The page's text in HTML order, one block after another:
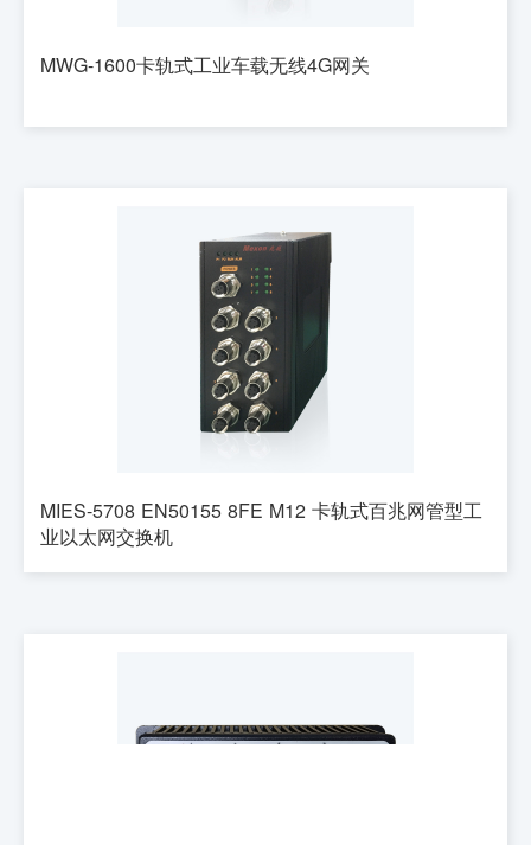
MWG-1600卡轨式工业车载无线4G网关
MIES-5708 EN50155 8FE M12 卡轨式百兆网管型工
业以太网交换机